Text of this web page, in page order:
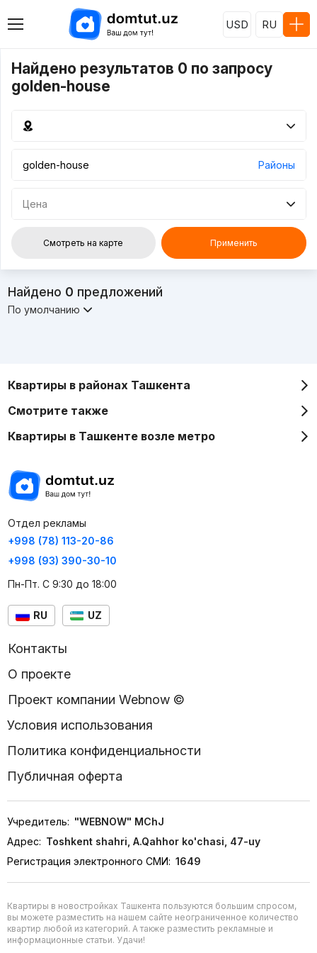
USD RU
Найдено результатов 0 по запросу
golden-house
Районы
Цена
Смотреть на карте Применить
Найдено 0 предложений
По умолчанию
Квартиры в районах Ташкента
Смотрите также
Квартиры в Ташкенте возле метро
Отдел рекламы
+998 (78) 113-20-86
+998 (93) 390-30-10
Пн-Пт. С 9:30 до 18:00
RU UZ
Контакты
О проекте
Проект компании Webnow ©
Условия использования
Политика конфиденциальности
Публичная оферта
Учредитель: "WEBNOW" MChJ
Адрес: Toshkent shahri, A.Qahhor ko'chasi, 47-uy
Регистрация электронного СМИ: 1649
Квартиры в новостройках Ташкента пользуются большим спросом,
вы можете разместить на нашем сайте неограниченное количество
квартир любой из категорий. А также разместить рекламные и
информационные статьи. Удачи!